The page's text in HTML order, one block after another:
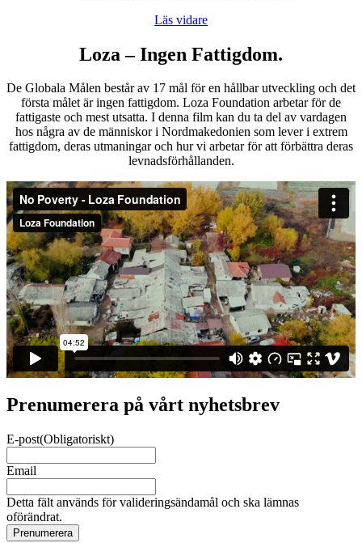
Läs vidare
Loza – Ingen Fattigdom.
De Globala Målen består av 17 mål för en hållbar utveckling och det
första målet är ingen fattigdom. Loza Foundation arbetar för de
fattigaste och mest utsatta. I denna film kan du ta del av vardagen
hos några av de människor i Nordmakedonien som lever i extrem
fattigdom, deras utmaningar och hur vi arbetar för att förbättra deras
levnadsförhållanden.
Prenumerera på vårt nyhetsbrev
E-post(Obligatoriskt)
Email
Detta fält används för valideringsändamål och ska lämnas
oförändrat.